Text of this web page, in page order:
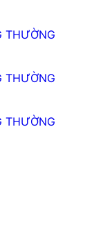
THƯỜNG
THƯỜNG
THƯỜNG